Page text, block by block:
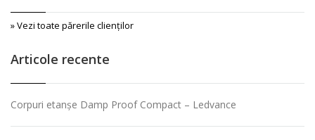
» Vezi toate părerile clienţilor
Articole recente
Corpuri etanșe Damp Proof Compact – Ledvance